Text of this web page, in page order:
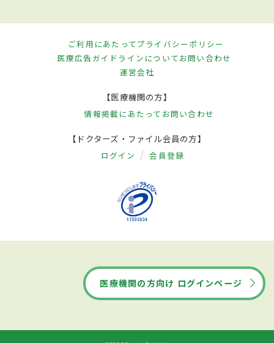
ご利用にあたってプライバシーポリシー
医療広告ガイドラインについてお問い合わせ
運営会社
【医療機関の方】
情報掲載にあたって お問い合わせ
【ドクターズ・ファイル会員の方】
ログイン 会員登録
医療機関の方向け ログインページ